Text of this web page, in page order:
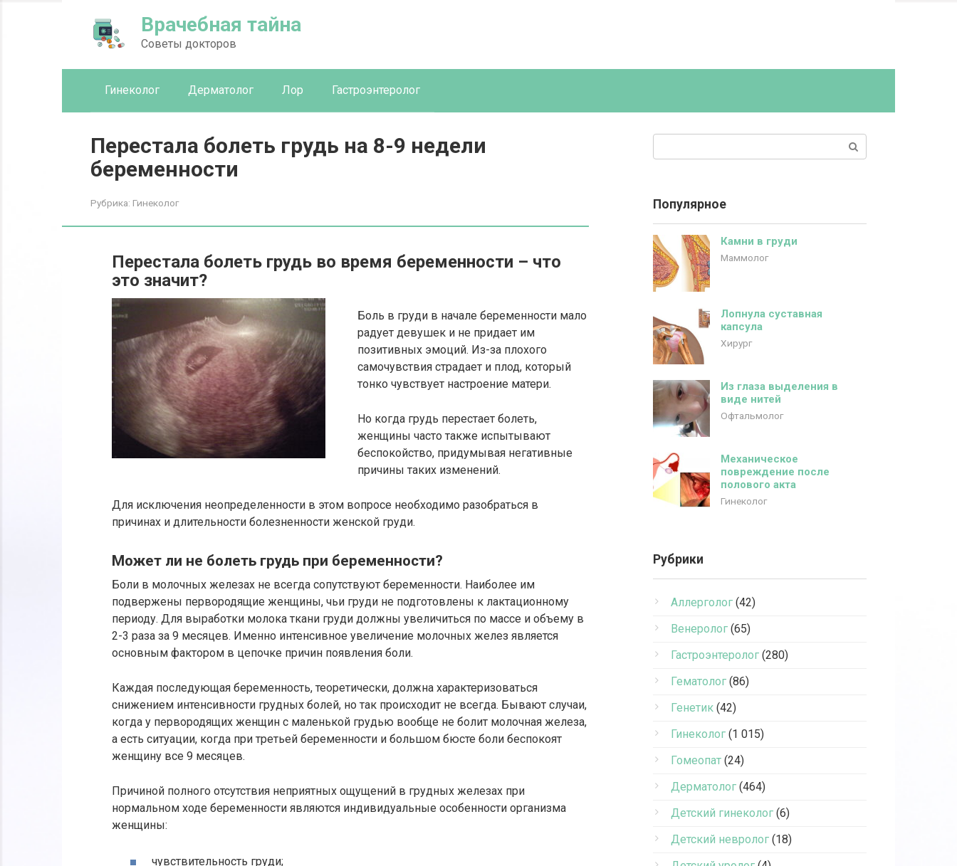
Врачебная тайна
Советы докторов
Гинеколог Дерматолог Лор Гастроэнтеролог
Перестала болеть грудь на 8-9 недели
беременности
Рубрика: Гинеколог
Перестала болеть грудь во время беременности – что
это значит?
Боль в груди в начале беременности мало
радует девушек и не придает им
позитивных эмоций. Из-за плохого
самочувствия страдает и плод, который
тонко чувствует настроение матери.
Но когда грудь перестает болеть,
женщины часто также испытывают
беспокойство, придумывая негативные
причины таких изменений.
Для исключения неопределенности в этом вопросе необходимо разобраться в
причинах и длительности болезненности женской груди.
Может ли не болеть грудь при беременности?
Боли в молочных железах не всегда сопутствуют беременности. Наиболее им
подвержены первородящие женщины, чьи груди не подготовлены к лактационному
периоду. Для выработки молока ткани груди должны увеличиться по массе и объему в
2-3 раза за 9 месяцев. Именно интенсивное увеличение молочных желез является
основным фактором в цепочке причин появления боли.
Каждая последующая беременность, теоретически, должна характеризоваться
снижением интенсивности грудных болей, но так происходит не всегда. Бывают случаи,
когда у первородящих женщин с маленькой грудью вообще не болит молочная железа,
а есть ситуации, когда при третьей беременности и большом бюсте боли беспокоят
женщину все 9 месяцев.
Причиной полного отсутствия неприятных ощущений в грудных железах при
нормальном ходе беременности являются индивидуальные особенности организма
женщины:
чувствительность груди;
Популярное
Камни в груди
Маммолог
Лопнула суставная
капсула
Хирург
Из глаза выделения в
виде нитей
Офтальмолог
Механическое
повреждение после
полового акта
Гинеколог
Рубрики
Аллерголог (42)
Венеролог (65)
Гастроэнтеролог (280)
Гематолог (86)
Генетик (42)
Гинеколог (1 015)
Гомеопат (24)
Дерматолог (464)
Детский гинеколог (6)
Детский невролог (18)